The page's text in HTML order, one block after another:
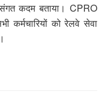
कदम बताया। CPRO
कर्मचारियों को रेलवे सेवा